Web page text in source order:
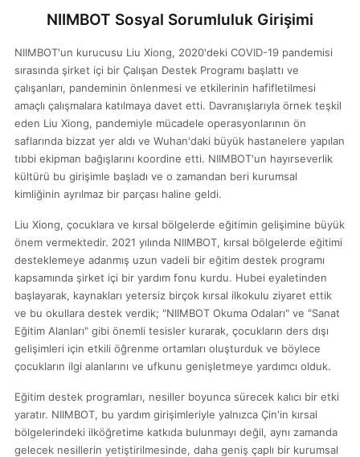
NIIMBOT Sosyal Sorumluluk Girişimi
NIIMBOT'un kurucusu Liu Xiong, 2020'deki COVID-19 pandemisi
sırasında şirket içi bir Çalışan Destek Programı başlattı ve
çalışanları, pandeminin önlenmesi ve etkilerinin hafifletilmesi
amaçlı çalışmalara katılmaya davet etti. Davranışlarıyla örnek teşkil
eden Liu Xiong, pandemiyle mücadele operasyonlarının ön
saflarında bizzat yer aldı ve Wuhan'daki büyük hastanelere yapılan
tıbbi ekipman bağışlarını koordine etti. NIIMBOT'un hayırseverlik
kültürü bu girişimle başladı ve o zamandan beri kurumsal
kimliğinin ayrılmaz bir parçası haline geldi.
Liu Xiong, çocuklara ve kırsal bölgelerde eğitimin gelişimine büyük
önem vermektedir. 2021 yılında NIIMBOT, kırsal bölgelerde eğitimi
desteklemeye adanmış uzun vadeli bir eğitim destek programı
kapsamında şirket içi bir yardım fonu kurdu. Hubei eyaletinden
başlayarak, kaynakları yetersiz birçok kırsal ilkokulu ziyaret ettik
ve bu okullara destek verdik; "NIIMBOT Okuma Odaları" ve "Sanat
Eğitim Alanları" gibi önemli tesisler kurarak, çocukların ders dışı
gelişimleri için etkili öğrenme ortamları oluşturduk ve böylece
çocukların ilgi alanlarını ve ufkunu genişletmeye yardımcı olduk.
Eğitim destek programları, nesiller boyunca sürecek kalıcı bir etki
yaratır. NIIMBOT, bu yardım girişimleriyle yalnızca Çin'in kırsal
bölgelerindeki ilköğretime katkıda bulunmayı değil, aynı zamanda
gelecek nesillerin yetiştirilmesinde, daha geniş çaplı bir kurumsal